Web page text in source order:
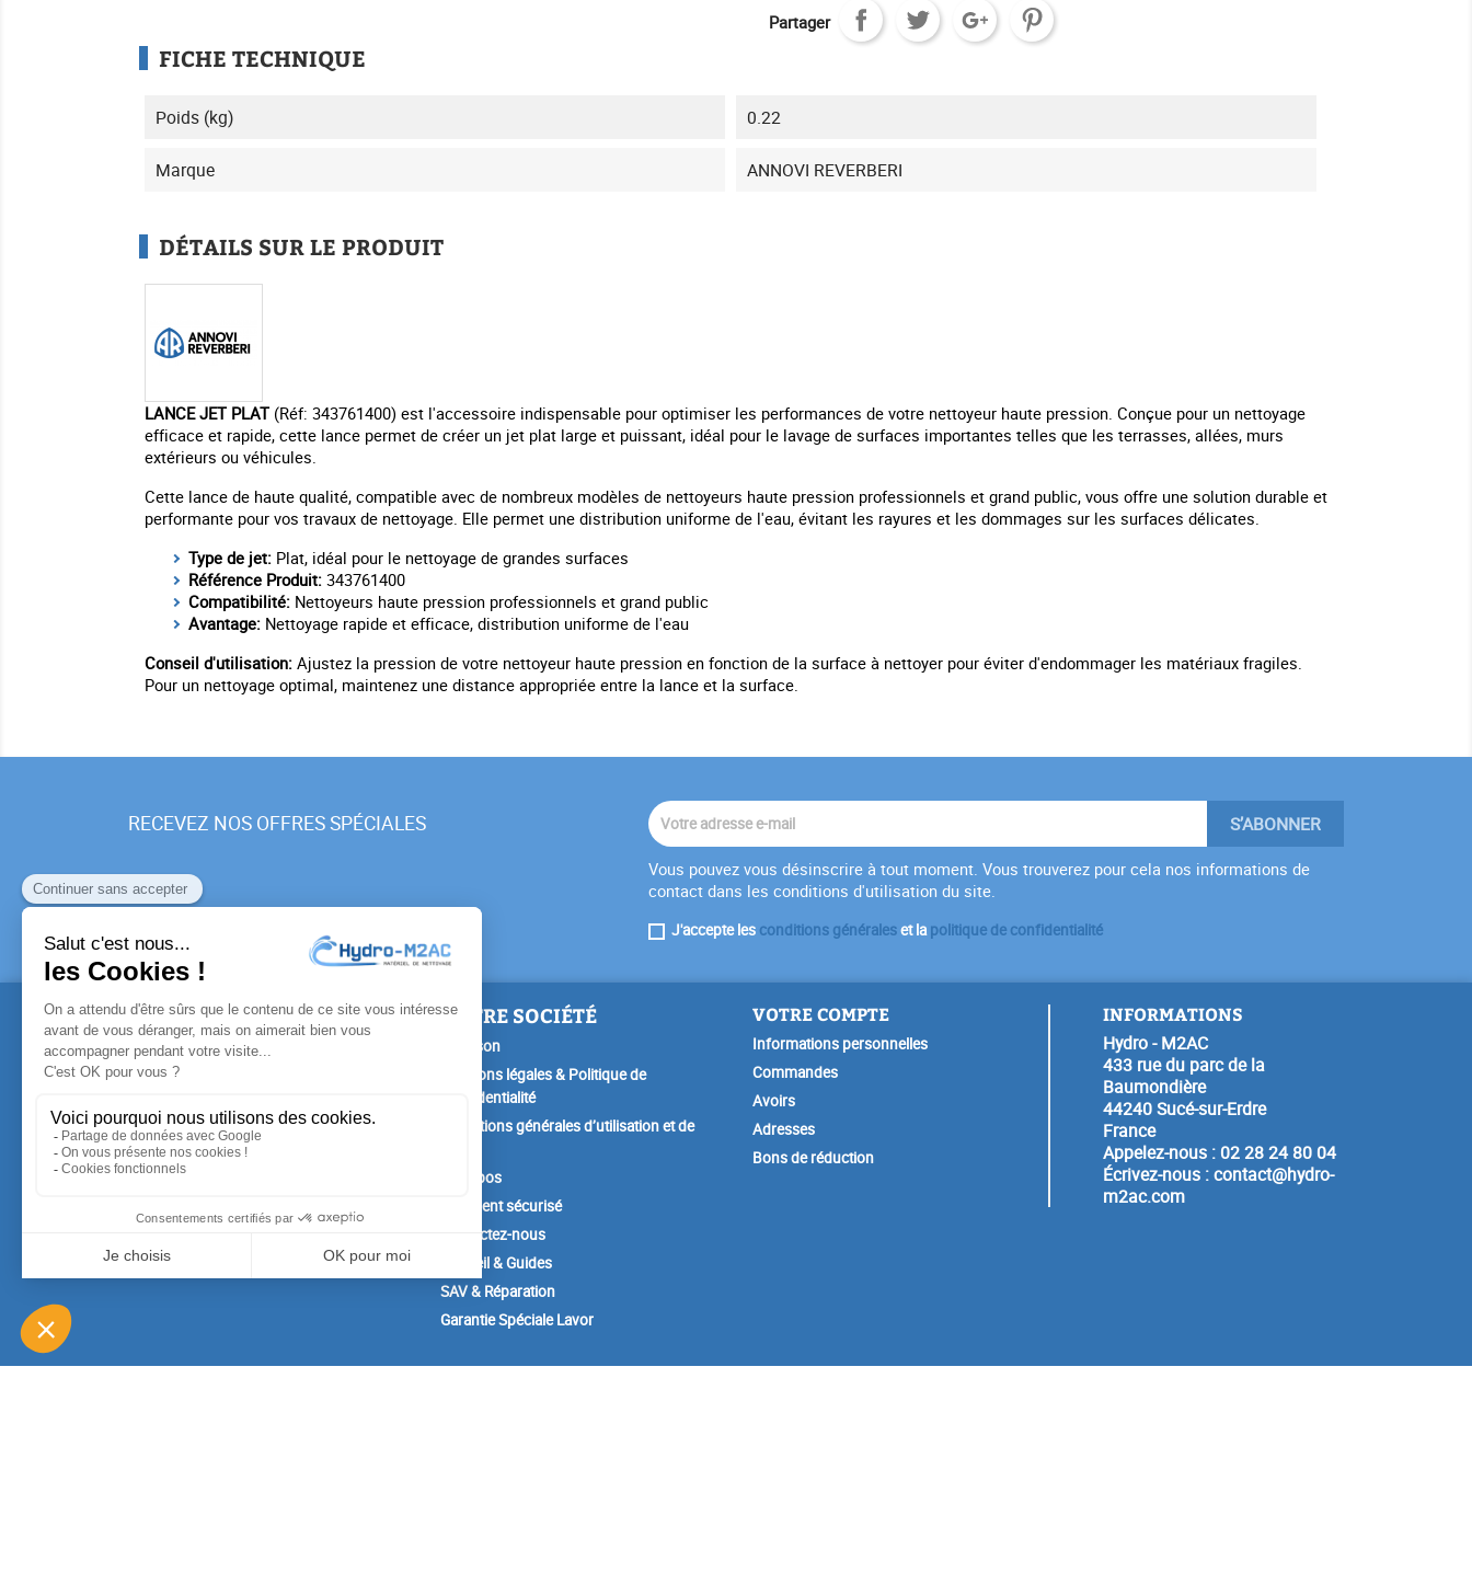
Partager
FICHE TECHNIQUE
Poids (kg) 0.22
Marque ANNOVI REVERBERI
DÉTAILS SUR LE PRODUIT
LANCE JET PLAT (Réf: 343761400) est l'accessoire indispensable pour optimiser les performances de votre nettoyeur haute pression. Conçue pour un nettoyage
efficace et rapide, cette lance permet de créer un jet plat large et puissant, idéal pour le lavage de surfaces importantes telles que les terrasses, allées, murs
extérieurs ou véhicules.
Cette lance de haute qualité, compatible avec de nombreux modèles de nettoyeurs haute pression professionnels et grand public, vous offre une solution durable et
performante pour vos travaux de nettoyage. Elle permet une distribution uniforme de l'eau, évitant les rayures et les dommages sur les surfaces délicates.
Type de jet: Plat, idéal pour le nettoyage de grandes surfaces
Référence Produit: 343761400
Compatibilité: Nettoyeurs haute pression professionnels et grand public
Avantage: Nettoyage rapide et efficace, distribution uniforme de l'eau
Conseil d'utilisation: Ajustez la pression de votre nettoyeur haute pression en fonction de la surface à nettoyer pour éviter d'endommager les matériaux fragiles.
Pour un nettoyage optimal, maintenez une distance appropriée entre la lance et la surface.
RECEVEZ NOS OFFRES SPÉCIALES
Vous pouvez vous désinscrire à tout moment. Vous trouverez pour cela nos informations de
contact dans les conditions d'utilisation du site.
J'accepte les conditions généraleset lapolitique de confidentialité
PRODUITS
Promotions
Nouveaux produits
NOTRE SOCIÉTÉ
Livraison
Mentions légales & Politique de
Confidentialité
Conditions générales d’utilisation et de
A propos
Paiement sécurisé
Contactez-nous
Conseil & Guides
SAV & Réparation
Garantie Spéciale Lavor
VOTRE COMPTE
Informations personnelles
Commandes
Avoirs
Adresses
Bons de réduction
INFORMATIONS
Hydro - M2AC
433 rue du parc de la
Baumondière
44240 Sucé-sur-Erdre
France
Appelez-nous : 02 28 24 80 04
Écrivez-nous :contact@hydro-
m2ac.com